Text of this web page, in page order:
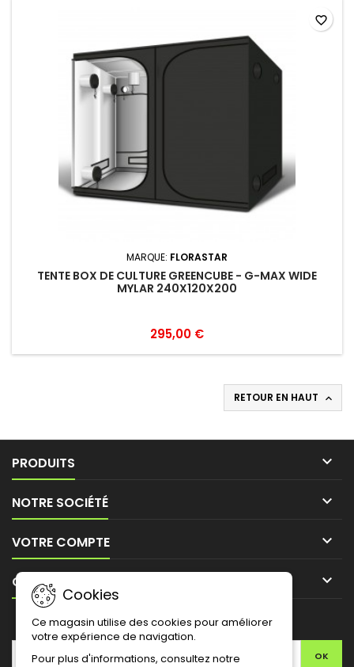
MARQUE: FLORASTAR
TENTE BOX DE CULTURE GREENCUBE - G-MAX WIDE
MYLAR 240X120X200
295,00 €
favorite_border
RETOUR EN HAUT 
PRODUITS 
NOTRE SOCIÉTÉ 
VOTRE COMPTE 
CONTACT 
Cookies
Ce magasin utilise des cookies pour améliorer
votre expérience de navigation.
Pour plus d'informations, consultez notre
LETTRE D'INFORMATIONS